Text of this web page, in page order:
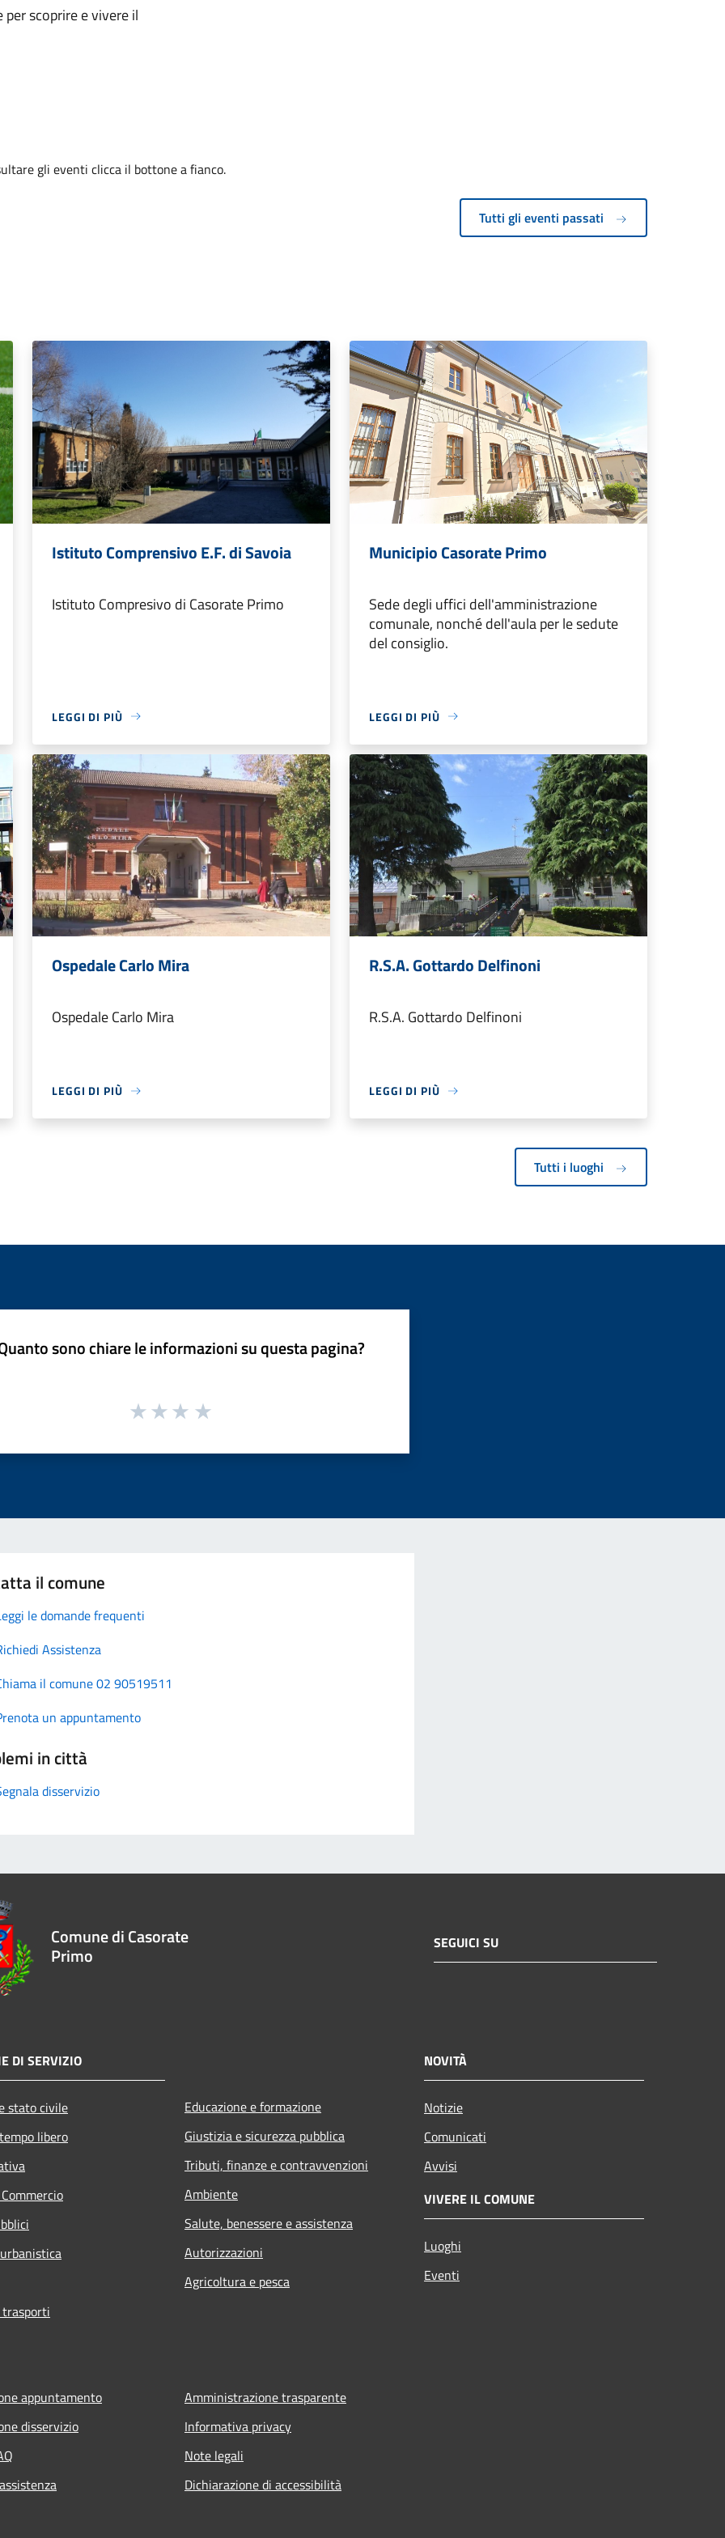
scoprire e vivere il
gli eventi clicca il bottone a fianco.
Tutti gli eventi passati
Istituto Comprensivo E.F. di Savoia
Istituto Compresivo di Casorate Primo
LEGGI DI PIÙ
Municipio Casorate Primo
Sede degli uffici dell'amministrazione
comunale, nonché dell'aula per le sedute
del consiglio.
LEGGI DI PIÙ
Ospedale Carlo Mira
Ospedale Carlo Mira
LEGGI DI PIÙ
R.S.A. Gottardo Delfinoni
R.S.A. Gottardo Delfinoni
LEGGI DI PIÙ
Tutti i luoghi
sono chiare le informazioni su questa pagina?
il comune
le domande frequenti
Assistenza
il comune 02 90519511
un appuntamento
in città
disservizio
Comune di Casorate
Primo
SEGUICI SU
DI SERVIZIO
stato civile
libero
Educazione e formazione
Giustizia e sicurezza pubblica
Tributi, finanze e contravvenzioni
Ambiente
Salute, benessere e assistenza
Autorizzazioni
Agricoltura e pesca
NOVITÀ
Notizie
Comunicati
Avvisi
VIVERE IL COMUNE
Luoghi
Eventi
appuntamento
disservizio
Amministrazione trasparente
Informativa privacy
Note legali
Dichiarazione di accessibilità